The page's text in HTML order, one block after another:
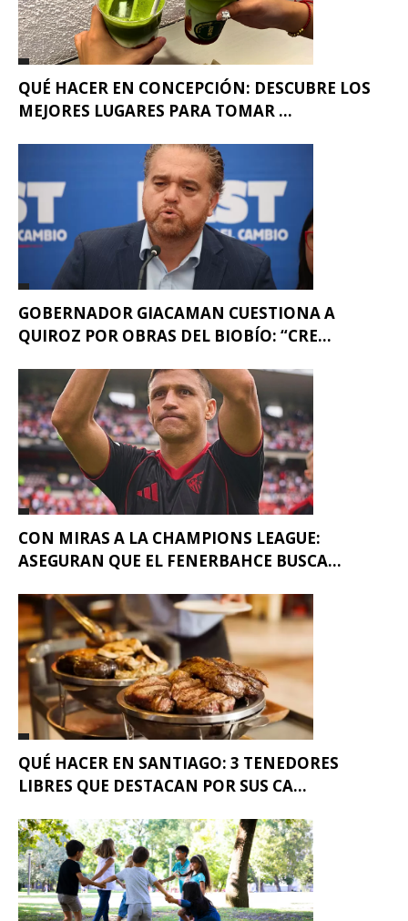
QUÉ HACER EN CONCEPCIÓN: DESCUBRE LOS
MEJORES LUGARES PARA TOMAR ...
GOBERNADOR GIACAMAN CUESTIONA A
QUIROZ POR OBRAS DEL BIOBÍO: “CRE...
CON MIRAS A LA CHAMPIONS LEAGUE:
ASEGURAN QUE EL FENERBAHCE BUSCA...
QUÉ HACER EN SANTIAGO: 3 TENEDORES
LIBRES QUE DESTACAN POR SUS CA...